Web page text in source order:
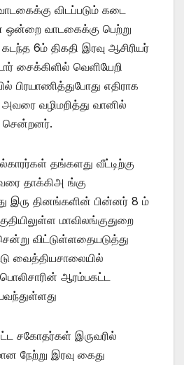
விடப்படும் கடை
ஒன்றை வாடகைக்கு பெற்று
6ம் திகதி இரவு ஆசிரியர்
சைக்கிளில் வெளியேறி
பிரயாணித்துபோது எதிராக
வழிமறித்து வானில்
சென்றனர்.
தங்களது வீட்டிற்கு
தாக்கிஅ ங்கு
இரு தினங்களின் பின்னர் 8 ம்
மாவிலங்குதுறை
விட்டுள்ளதையடுத்து
வைத்தியசாலையில்
ஆரம்பகட்ட
சகோதர்கள் இருவரில்
நேற்று இரவு கைது